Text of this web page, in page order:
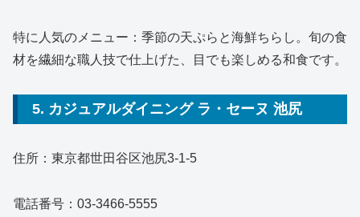
特に人気のメニュー：季節の天ぷらと海鮮ちらし。旬の食
材を繊細な職人技で仕上げた、目でも楽しめる和食です。
5. カジュアルダイニング ラ・セーヌ 池尻
住所：東京都世田谷区池尻3-1-5
電話番号：03-3466-5555